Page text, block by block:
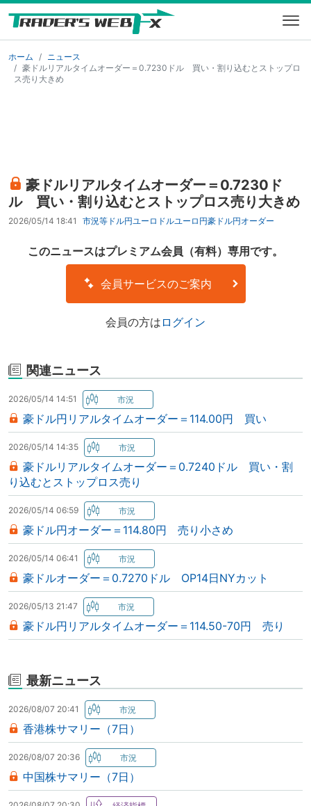
ホーム
ニュース
豪ドルリアルタイムオーダー＝0.7230ドル 買い・割り込むとストップロ
ス売り大きめ
豪ドルリアルタイムオーダー＝0.7230ド
ル 買い・割り込むとストップロス売り大きめ
2026/05/14 18:41 市況等 ドル円ユーロドルユーロ円豪ドル円オーダー
このニュースはプレミアム会員（有料）専用です。
会員サービスのご案内
会員の方は ログイン
関連ニュース
2026/05/14 14:51
豪ドル円リアルタイムオーダー＝114.00円 買い
2026/05/14 14:35
豪ドルリアルタイムオーダー＝0.7240ドル 買い・割
り込むとストップロス売り
2026/05/14 06:59
豪ドル円オーダー＝114.80円 売り小さめ
2026/05/14 06:41
豪ドルオーダー＝0.7270ドル OP14日NYカット
2026/05/13 21:47
豪ドル円リアルタイムオーダー＝114.50-70円 売り
最新ニュース
2026/08/07 20:41
香港株サマリー（7日）
2026/08/07 20:36
中国株サマリー（7日）